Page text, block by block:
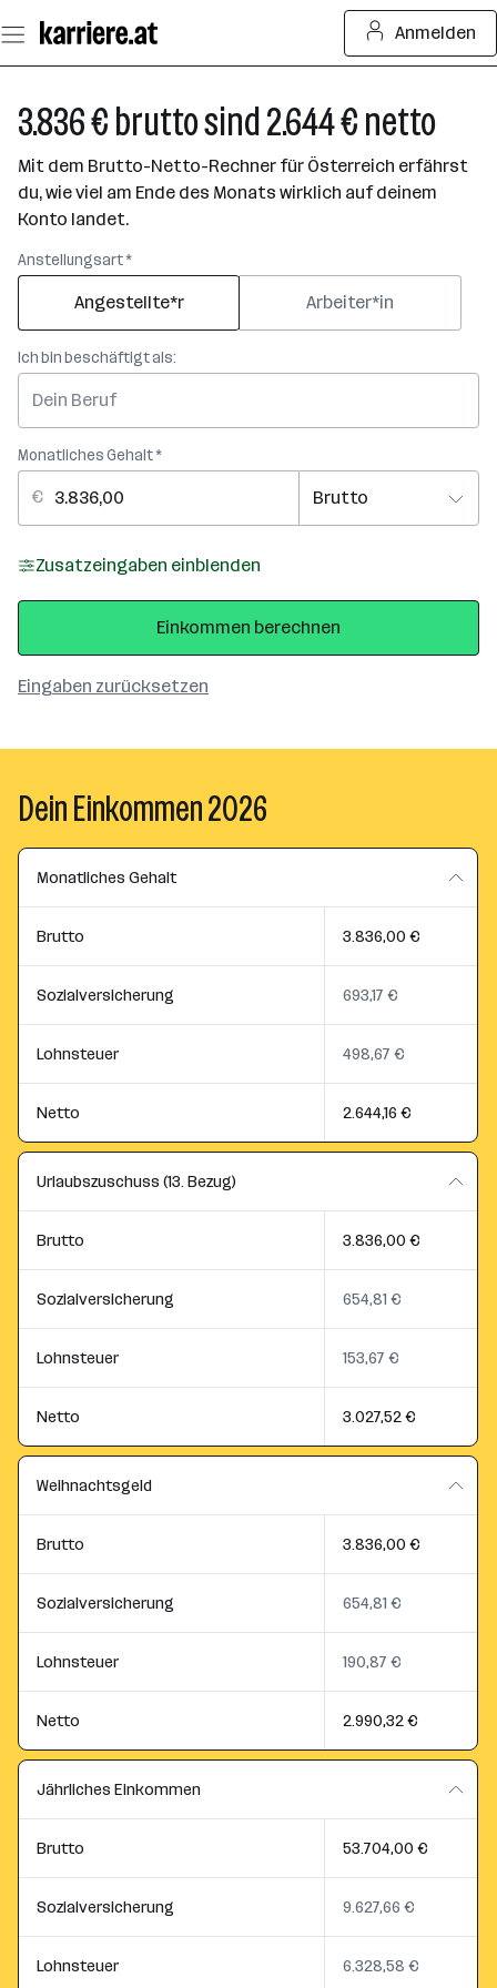
Seiteninhalt
springen
Anmelden
3.836 € brutto sind 2.644 € netto
Mit dem Brutto-Netto-Rechner für Österreich erfährst
du, wie viel am Ende des Monats wirklich auf deinem
Konto landet.
Anstellungsart *
Angestellte*r Arbeiter*in
Ich bin beschäftigt als:
Monatliches Gehalt *
Zusatzeingaben einblenden
Eingaben zurücksetzen
Einkommen berechnen
Dein Einkommen 2026
Monatliches Gehalt
Brutto 3.836,00 €
Sozialversicherung 693,17 €
Lohnsteuer 498,67 €
Netto 2.644,16 €
Urlaubszuschuss (13. Bezug)
Brutto 3.836,00 €
Sozialversicherung 654,81 €
Lohnsteuer 153,67 €
Netto 3.027,52 €
Weihnachtsgeld
Brutto 3.836,00 €
Sozialversicherung 654,81 €
Lohnsteuer 190,87 €
Netto 2.990,32 €
Jährliches Einkommen
Brutto 53.704,00 €
Sozialversicherung 9.627,66 €
Lohnsteuer 6.328,58 €